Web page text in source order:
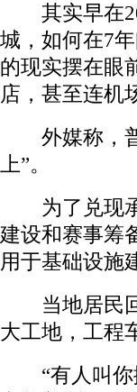
其实早在
城，如何在7
的现实摆在眼
店，甚至连机
外媒称，普
上”。
为了兑现承
建设和赛事筹
用于基础设施
当地居民回
大工地，工程
“有人叫你